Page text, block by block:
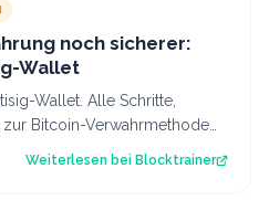
noch sicherer:
Wallet
Wallet. Alle Schritte,
Bitcoin-Verwahrmethode
Weiterlesen bei Blocktrainer